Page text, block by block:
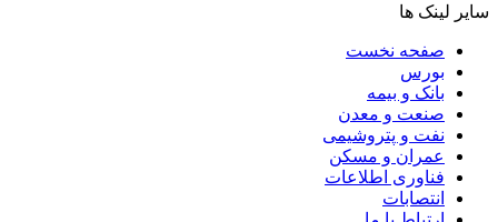
سایر لینک ها
صفحه نخست
بورس
بانک و بیمه
صنعت و معدن
نفت و پتروشیمی
عمران و مسکن
فناوری اطلاعات
انتصابات